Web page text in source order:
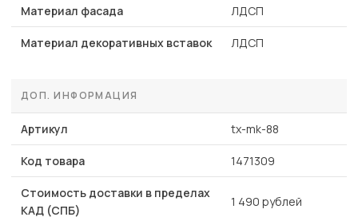
Материал фасада ЛДСП
Материал декоративных вставок ЛДСП
ДОП. ИНФОРМАЦИЯ
Артикул tx-mk-88
Код товара 1471309
Стоимость доставки в пределах
КАД (СПБ)
1 490 рублей